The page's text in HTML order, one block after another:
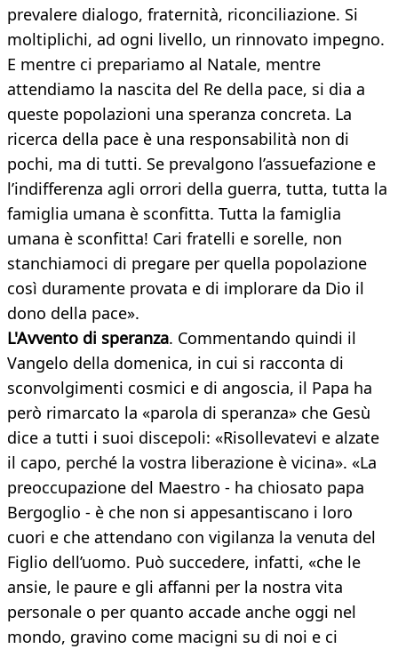
prevalere dialogo, fraternità, riconciliazione. Si
moltiplichi, ad ogni livello, un rinnovato impegno.
E mentre ci prepariamo al Natale, mentre
attendiamo la nascita del Re della pace, si dia a
queste popolazioni una speranza concreta. La
ricerca della pace è una responsabilità non di
pochi, ma di tutti. Se prevalgono l’assuefazione e
l’indifferenza agli orrori della guerra, tutta, tutta la
famiglia umana è sconfitta. Tutta la famiglia
umana è sconfitta! Cari fratelli e sorelle, non
stanchiamoci di pregare per quella popolazione
così duramente provata e di implorare da Dio il
dono della pace».
L'Avvento di speranza. Commentando quindi il
Vangelo della domenica, in cui si racconta di
sconvolgimenti cosmici e di angoscia, il Papa ha
però rimarcato la «parola di speranza» che Gesù
dice a tutti i suoi discepoli: «Risollevatevi e alzate
il capo, perché la vostra liberazione è vicina». «La
preoccupazione del Maestro - ha chiosato papa
Bergoglio - è che non si appesantiscano i loro
cuori e che attendano con vigilanza la venuta del
Figlio dell’uomo. Può succedere, infatti, «che le
ansie, le paure e gli affanni per la nostra vita
personale o per quanto accade anche oggi nel
mondo, gravino come macigni su di noi e ci